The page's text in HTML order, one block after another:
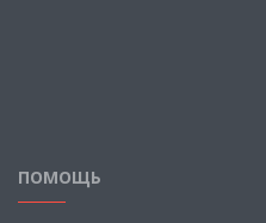
ПОМОЩЬ